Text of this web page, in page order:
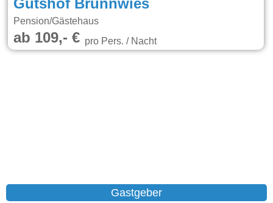
Gutshof Brunnwies
Pension/Gästehaus
ab 109,- €pro Pers. / Nacht
Gastgeber